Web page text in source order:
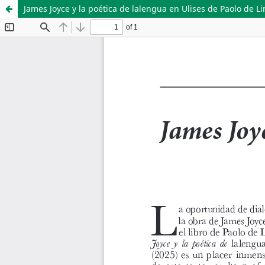
James Joyce y la poética de lalengua en Ulises de Paolo de